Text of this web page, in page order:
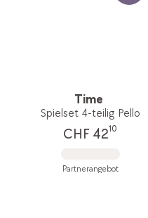
Time
Spielset 4-teilig Pello
CHF 4210
Partnerangebot